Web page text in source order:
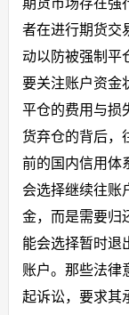
期货市场存在强
者在进行期货交
动以防被强制平
要关注账户资金
平仓的费用与损
货弃仓的背后，
前的国内信用体
会选择继续往账
金，而是需要归
能会选择暂时退
账户。那些法律
起诉讼，要求其